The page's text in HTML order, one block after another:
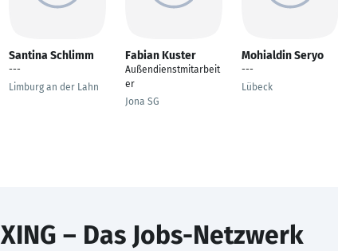
Santina Schlimm
---
Limburg an der Lahn
Fabian Kuster
Außendienstmitarbeit
er
Jona SG
Mohialdin Seryo
---
Lübeck
XING – Das Jobs-Netzwerk